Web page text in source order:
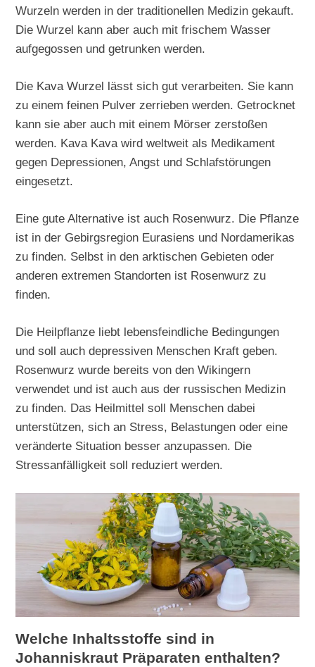
Wurzeln werden in der traditionellen Medizin gekauft.
Die Wurzel kann aber auch mit frischem Wasser
aufgegossen und getrunken werden.
Die Kava Wurzel lässt sich gut verarbeiten. Sie kann
zu einem feinen Pulver zerrieben werden. Getrocknet
kann sie aber auch mit einem Mörser zerstoßen
werden. Kava Kava wird weltweit als Medikament
gegen Depressionen, Angst und Schlafstörungen
eingesetzt.
Eine gute Alternative ist auch Rosenwurz. Die Pflanze
ist in der Gebirgsregion Eurasiens und Nordamerikas
zu finden. Selbst in den arktischen Gebieten oder
anderen extremen Standorten ist Rosenwurz zu
finden.
Die Heilpflanze liebt lebensfeindliche Bedingungen
und soll auch depressiven Menschen Kraft geben.
Rosenwurz wurde bereits von den Wikingern
verwendet und ist auch aus der russischen Medizin
zu finden. Das Heilmittel soll Menschen dabei
unterstützen, sich an Stress, Belastungen oder eine
veränderte Situation besser anzupassen. Die
Stressanfälligkeit soll reduziert werden.
Welche Inhaltsstoffe sind in
Johanniskraut Präparaten enthalten?